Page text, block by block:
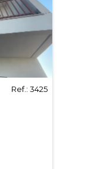
Ref.: 3425